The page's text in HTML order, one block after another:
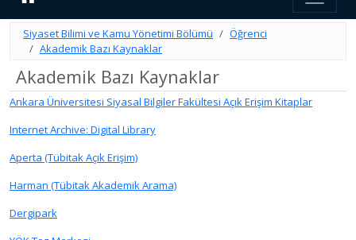
Siyaset Bilimi ve Kamu Yönetimi Bölümü
Öğrenci
Akademik Bazı Kaynaklar
Akademik Bazı Kaynaklar
Ankara Üniversitesi Siyasal Bilgiler Fakültesi Açık Erişim Kitaplar
Internet Archive: Digital Library
Aperta (Tübitak Açık Erişim)
Harman (Tübitak Akademik Arama)
Dergipark